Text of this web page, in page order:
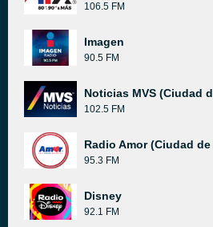
106.5 FM
Imagen
90.5 FM
Noticias MVS (Ciudad
102.5 FM
Radio Amor (Ciudad
95.3 FM
Disney
92.1 FM